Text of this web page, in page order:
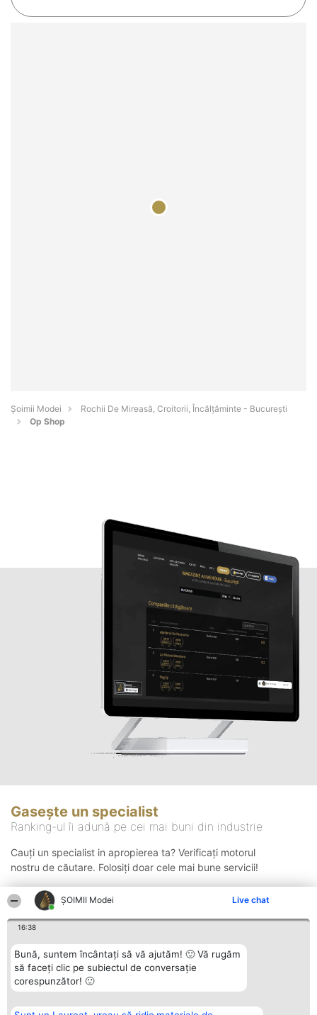
ȘOIMII Modei Live chat
16:38
Bună, suntem încântați să vă ajutăm! 🙂 Vă rugăm
să faceți clic pe subiectul de conversație
corespunzător! 🙂
Șoimii Modei
Rochii De Mireasă, Croitorii, Încălțăminte - Bucureşti
Op Shop
Gasește un specialist
Ranking-ul îi adună pe cei mai buni din industrie
Cauți un specialist in apropierea ta? Verificați motorul
nostru de căutare. Folosiți doar cele mai bune servicii!